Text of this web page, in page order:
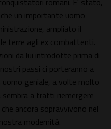
un importante uomo
ampliato il
terre agli ex combattenti.
da lui introdotte prima di
passi ci porteranno a
uomo geniale, a volte molto
a tratti riemergere
ancora sopravvivono nel
modernità.